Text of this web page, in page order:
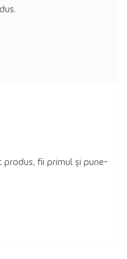
produs, fii primul și pune-